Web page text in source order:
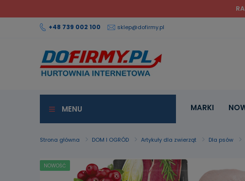
+48 739 002 100 sklep@dofirmy.pl
MENU MARKI
Strona główna DOM I OGRÓD Artykuły dla zwierząt Dla psów
NOWOŚĆ